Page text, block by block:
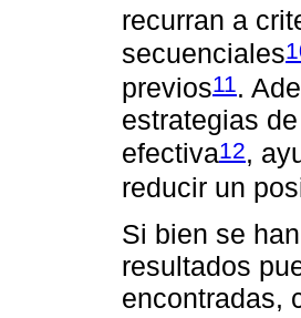
recurran a
secuenciales
previos11.
estrategias
efectiva12,
reducir un
Si bien se
resultados
encontradas,